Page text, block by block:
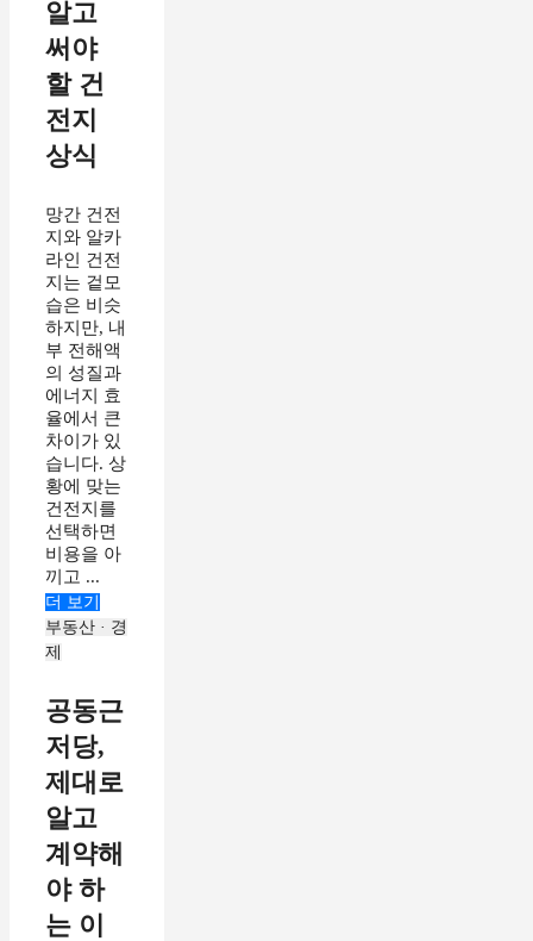
알고
써야
할 건
전지
상식
망간 건전
지와 알카
라인 건전
지는 겉모
습은 비슷
하지만, 내
부 전해액
의 성질과
에너지 효
율에서 큰
차이가 있
습니다. 상
황에 맞는
건전지를
선택하면
비용을 아
끼고 ...
더 보기
부동산 · 경
제
공동근
저당,
제대로
알고
계약해
야 하
는 이